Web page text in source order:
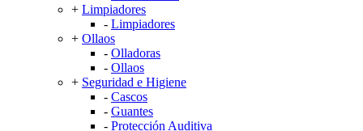
+ Limpiadores
- Limpiadores
+ Ollaos
- Olladoras
- Ollaos
+ Seguridad e Higiene
- Cascos
- Guantes
- Protección Auditiva